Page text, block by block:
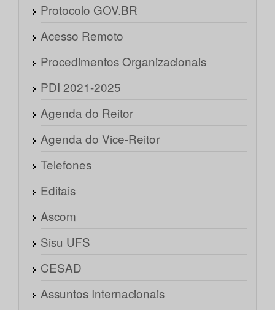
Protocolo GOV.BR
Acesso Remoto
Procedimentos Organizacionais
PDI 2021-2025
Agenda do Reitor
Agenda do Vice-Reitor
Telefones
Editais
Ascom
Sisu UFS
CESAD
Assuntos Internacionais